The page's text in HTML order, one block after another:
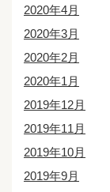
2020年4月
2020年3月
2020年2月
2020年1月
2019年12月
2019年11月
2019年10月
2019年9月